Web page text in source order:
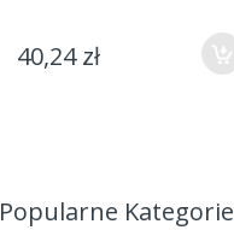
40,24 zł
Popularne Kategorie